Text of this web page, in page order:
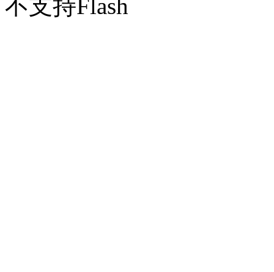
不支持Flash